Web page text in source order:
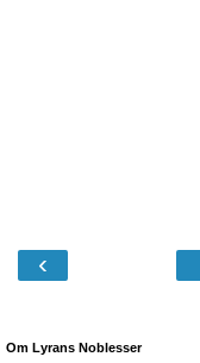
‹
Om Lyrans Noblesser